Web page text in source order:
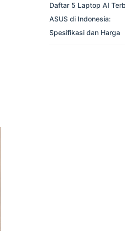
Daftar 5 Laptop AI
ASUS di Indonesia:
Spesifikasi dan Harga